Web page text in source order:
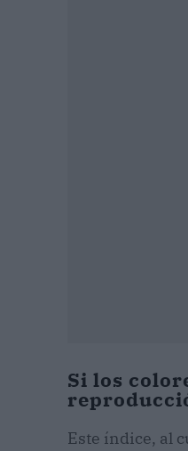
Si los
Este índice, al